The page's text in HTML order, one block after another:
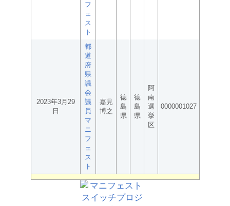
フ
ェ
ス
ト
2023年3月29
日
都
道
府
県
議
会
議
員
マ
ニ
フ
ェ
ス
ト
嘉見
博之
徳
島
県
徳
島
県
阿
南
選
挙
区
0000001027